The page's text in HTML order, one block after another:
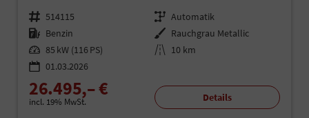
Fahrzeugnr. 514115 Getriebe Automatik
Kraftstoff Benzin Außenfarbe Rauchgrau Metallic
Leistung 85 kW (116 PS) Kilometerstand 10 km
01.03.2026
26.495,– €
incl. 19% MwSt. Details